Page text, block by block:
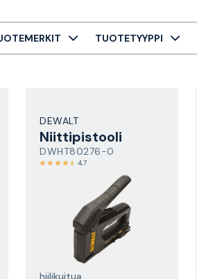
TUOTETYYPPI
DEWALT
Niittipistooli
DWHT80276-0
4,7
hiilikuitua